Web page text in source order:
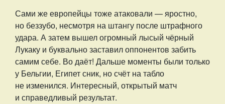
Сами же европейцы тоже атаковали — яростно,
но беззубо, несмотря на штангу после штрафного
удара. А затем вышел огромный лысый чёрный
Лукаку и буквально заставил оппонентов забить
самим себе. Во даёт! Дальше моменты были только
у Бельгии, Египет сник, но счёт на табло
не изменился. Интересный, открытый матч
и справедливый результат.